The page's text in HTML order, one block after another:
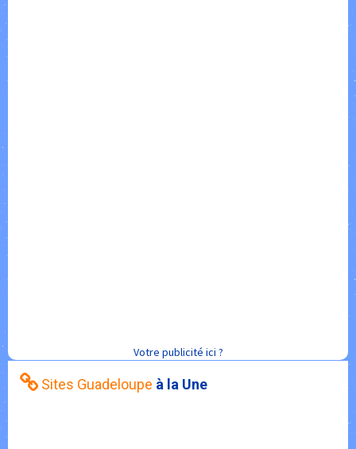
Votre publicité ici ?
Sites Guadeloupe à la Une